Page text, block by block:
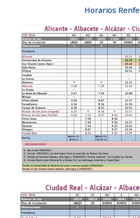
Horarios Renfe